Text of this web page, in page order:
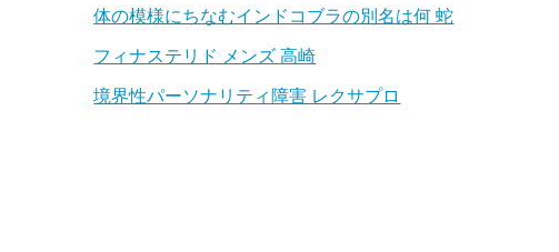
体の模様にちなむインドコブラの別名は何 蛇
フィナステリド メンズ 高崎
境界性パーソナリティ障害 レクサプロ